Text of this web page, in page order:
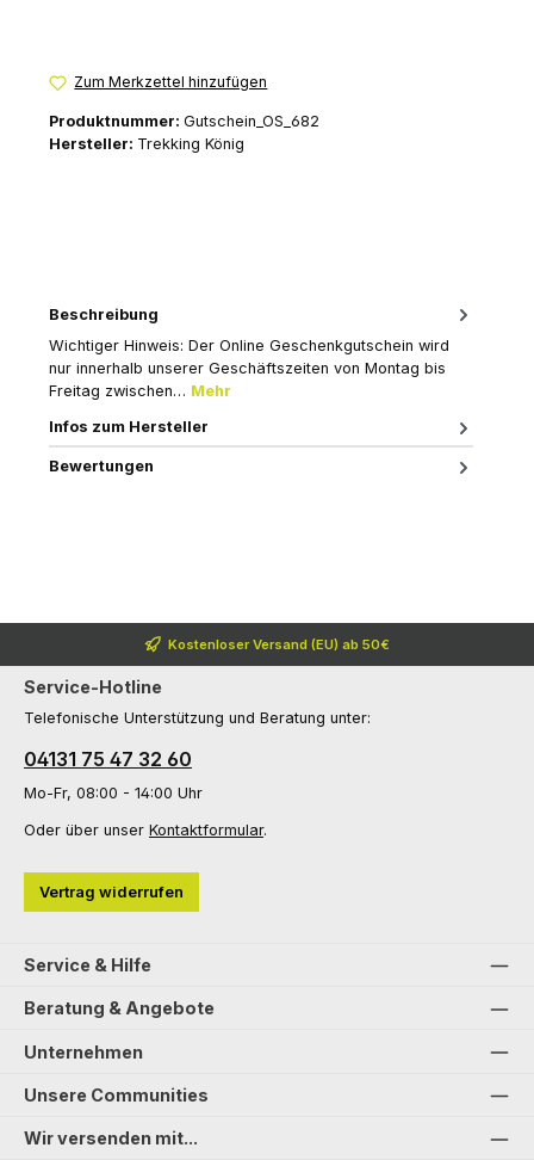
Zum Merkzettel hinzufügen
Produktnummer: Gutschein_OS_682
Hersteller: Trekking König
Beschreibung
Wichtiger Hinweis: Der Online Geschenkgutschein wird
nur innerhalb unserer Geschäftszeiten von Montag bis
Freitag zwischen… Mehr
Infos zum Hersteller
Bewertungen
Kostenloser Versand (EU) ab 50€
Service-Hotline
Telefonische Unterstützung und Beratung unter:
04131 75 47 32 60
Mo-Fr, 08:00 - 14:00 Uhr
Oder über unser Kontaktformular.
Vertrag widerrufen
Service & Hilfe
Beratung & Angebote
Unternehmen
Unsere Communities
Wir versenden mit...